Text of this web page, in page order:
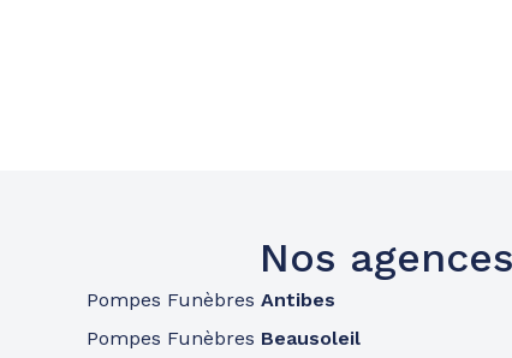
Nos
Pompes Funèbres Antibes
Pompes Funèbres Beausoleil